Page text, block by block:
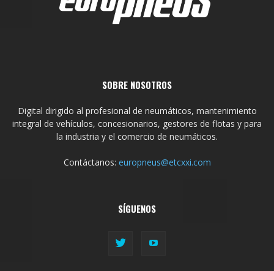
SOBRE NOSOTROS
Digital dirigido al profesional de neumáticos, mantenimiento
integral de vehículos, concesionarios, gestores de flotas y para
la industria y el comercio de neumáticos.
Contáctanos: europneus@etcxxi.com
SÍGUENOS